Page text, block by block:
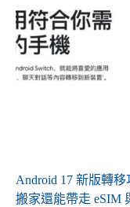
Android 17 新版轉
搬家還能帶走 eSIM